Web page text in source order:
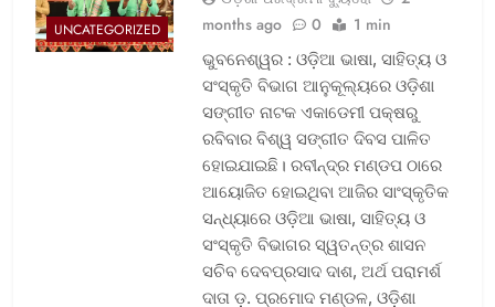
UNCATEGORIZED
months ago
0 1 min
ଭୁବନେଶ୍ୱର : ଓଡ଼ିଆ ଭାଷା, ସାହିତ୍ୟ ଓ
ସଂସ୍କୃତି ବିଭାଗ ଆନୁକୂଲ୍ୟରେ ଓଡ଼ିଶା
ସଙ୍ଗୀତ ନାଟକ ଏକାଡେମୀ ପକ୍ଷରୁ
ରବିବାର ବିଶ୍ୱ ସଙ୍ଗୀତ ଦିବସ ପାଳିତ
ହୋଇଯାଇଛି। ରବୀନ୍ଦ୍ର ମଣ୍ଡପ ଠାରେ
ଆୟୋଜିତ ହୋଇଥିବା ଆଜିର ସାଂସ୍କୃତିକ
ସନ୍ଧ୍ୟାରେ ଓଡ଼ିଆ ଭାଷା, ସାହିତ୍ୟ ଓ
ସଂସ୍କୃତି ବିଭାଗର ସ୍ୱତନ୍ତ୍ର ଶାସନ
ସଚିବ ଦେବପ୍ରସାଦ ଦାଶ, ଅର୍ଥ ପରାମର୍ଶ
ଦାତା ଡ଼. ପ୍ରମୋଦ ମଣ୍ଡଳ, ଓଡ଼ିଶା